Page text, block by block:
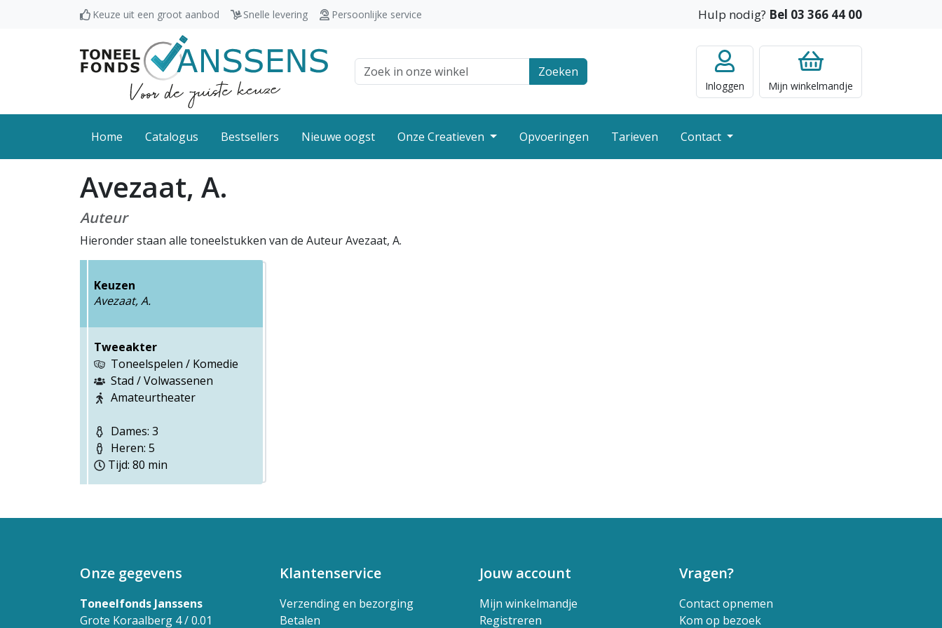
Keuze uit een groot aanbod Snelle levering Persoonlijke service Hulp nodig? Bel 03 366 44 00
Zoek veld Zoeken
Inloggen Mijn winkelmandje
Home Catalogus Bestsellers Nieuwe oogst Onze Creatieven Opvoeringen Tarieven Contact
Avezaat, A.
Auteur
Hieronder staan alle toneelstukken van de Auteur Avezaat, A.
Keuzen
Avezaat, A.
Tweeakter
Toneelspelen / Komedie
Stad / Volwassenen
Amateurtheater
Dames: 3
Heren: 5
Tijd: 80 min
Onze gegevens
Toneelfonds Janssens
Grote Koraalberg 4 / 0.01
Klantenservice
Verzending en bezorging
Betalen
Jouw account
Mijn winkelmandje
Registreren
Vragen?
Contact opnemen
Kom op bezoek